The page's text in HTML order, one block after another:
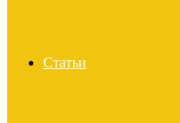
Статьи